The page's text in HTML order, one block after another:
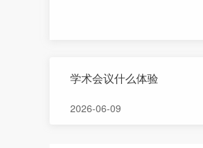
学术会议什么体验
2026-06-09